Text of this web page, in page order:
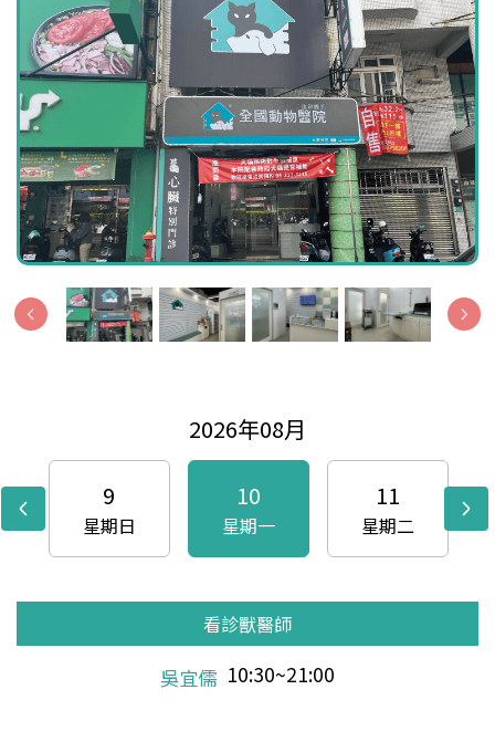
2026年08月
9
星期日
10
星期一
11
星期二
看診獸醫師
王智維 10:30~21:00
看診獸醫師
吳宜儒 10:30~21:00
看診獸醫師
吳宜儒 10:30~21:00
看診獸醫師
陳羿翰 10:30~21:00
看診獸醫師
王智維 15:00~21:00
看診獸醫師
羅巧涵 10:30~21:00
看診獸醫師
陳羿翰 10:30~21:00
看診獸醫師
王智維 10:30~21:00
看診獸醫師
羅巧涵 10:30~21:00
看診獸醫師
吳宜儒 10:30~21:00
看診獸醫師
陳羿翰 10:30~21:00
看診獸醫師
王智維 10:30~21:00
看診獸醫師
羅巧涵 10:30~21:00
看診獸醫師
陳羿翰 10:30~21:00
看診獸醫師
王智維 10:30~21:00
看診獸醫師
羅巧涵 10:30~21:00
看診獸醫師
吳宜儒 10:30~21:00
看診獸醫師
陳羿翰 10:30~21:00
看診獸醫師
王智維 10:30~21:00
看診獸醫師
羅巧涵 10:30~21:00
看診獸醫師
陳羿翰 10:30~21:00
看診獸醫師
王智維 10:30~21:00
看診獸醫師
羅巧涵 10:30~21:00
看診獸醫師
王智維 10:30~21:00
看診獸醫師
陳羿翰 10:30~21:00
看診獸醫師
羅巧涵 10:30~21:00
看診獸醫師
羅巧涵 10:30~21:00
看診獸醫師
陳羿翰 10:30~21:00
看診獸醫師
王智維 10:30~21:00
看診獸醫師
羅巧涵 10:30~21:00
看診獸醫師
羅巧涵 10:30~21:00